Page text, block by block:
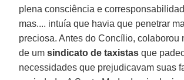
plena consciência e
mas.... intuía que havia que penetrar
preciosa. Antes do Concílio, colaborou
de umsindicato de taxistas que
necessidades que prejudicavam suas